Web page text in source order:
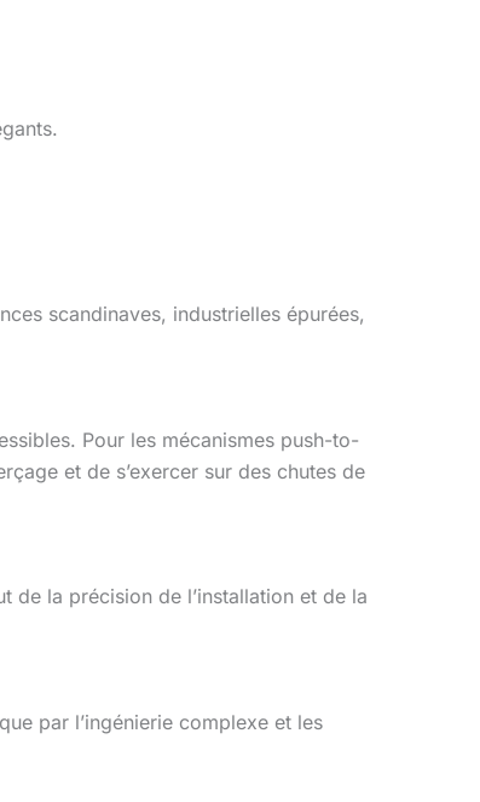
scandinaves, industrielles épurées,
Pour les mécanismes push-to-
et de s’exercer sur des chutes de
de la précision de l’installation et de la
par l’ingénierie complexe et les